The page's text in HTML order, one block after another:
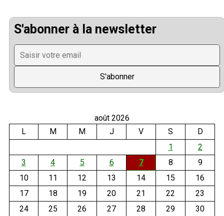
S'abonner à la newsletter
août 2026
L
M M J V S
D
1
2
3
4 5 6 7 8
9
10
11 12 13 14 15
16
17
18 19 20 21 22
23
24
25 26 27 28 29
30